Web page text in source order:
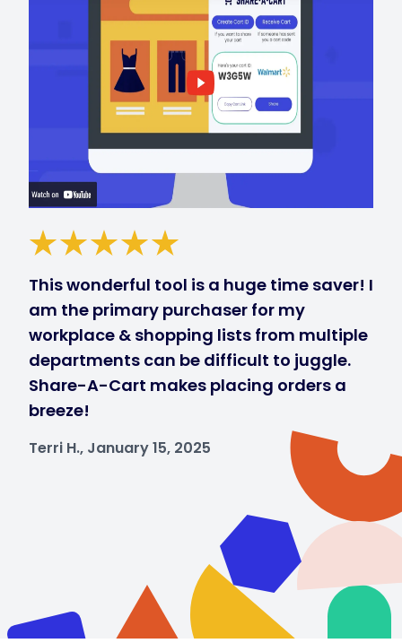
This wonderful tool is a huge time saver! I
am the primary purchaser for my
workplace & shopping lists from multiple
departments can be difficult to juggle.
Share-A-Cart makes placing orders a
breeze!
Terri H., January 15, 2025